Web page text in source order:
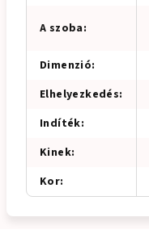
A szoba:
Dimenzió:
Elhelyezkedés:
Indíték:
Kinek:
Kor: